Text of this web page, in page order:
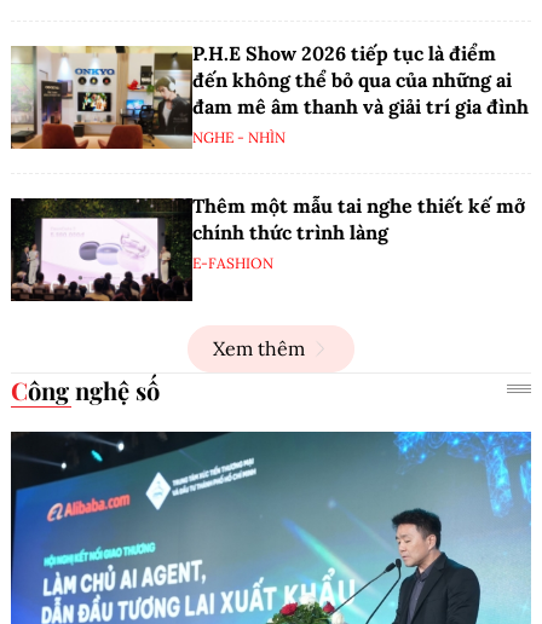
P.H.E Show 2026 tiếp tục là điểm
đến không thể bỏ qua của những ai
đam mê âm thanh và giải trí gia đình
NGHE - NHÌN
Thêm một mẫu tai nghe thiết kế mở
chính thức trình làng
E-FASHION
Xem thêm
Công nghệ số